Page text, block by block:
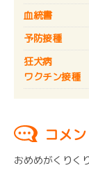
血統書
予防接種
狂犬病
ワクチン接種
コメ
おめめがくりく